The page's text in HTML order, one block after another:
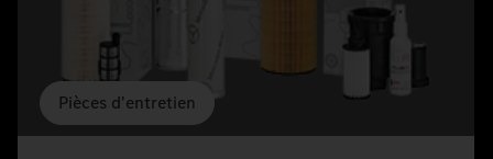
Pièces d'entretien